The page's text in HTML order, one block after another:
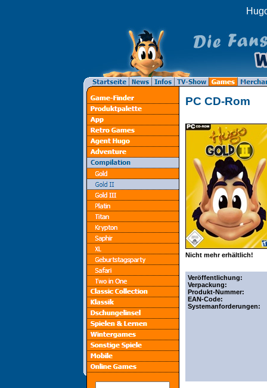
PC CD-Rom
Nicht mehr erhältlich!
Veröffentlichung:
Verpackung:
Produkt-Nummer:
EAN-Code:
Systemanforderungen: